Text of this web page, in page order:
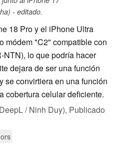
- editado.
18 Pro y el iPhone Ultra
módem "C2" compatible con
NTN), lo que podría hacer
dejara de ser una función
se convirtiera en una función
cobertura celular deficiente.
/ Ninh Duy), Publicado